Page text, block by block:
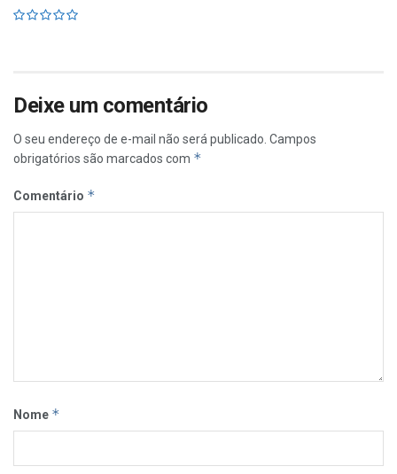
Deixe um comentário
O seu endereço de e-mail não será publicado. Campos
obrigatórios são marcados com *
Comentário *
Nome *